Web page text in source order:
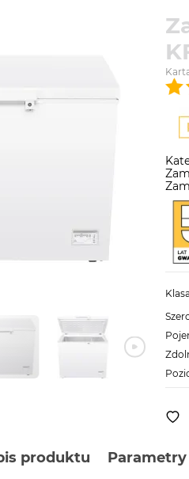
produktu Parametry